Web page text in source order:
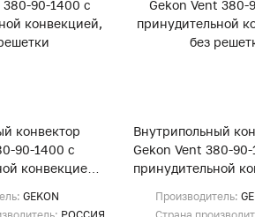
конвектор
90-1400 с
конвекцией,
GEKON
Внутрипольный
Gekon Vent 380-90-
принудительной
Производитель: